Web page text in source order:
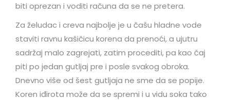
biti oprezan i voditi računa da se ne pretera.
Za želudac i creva najbolje je u čašu hladne vode
staviti ravnu kašičicu korena da prenoći, a ujutru
sadržaj malo zagrejati, zatim procediti, pa kao čaj
piti po jedan gutljaj pre i posle svakog obroka.
Dnevno više od šest gutljaja ne sme da se popije.
Koren iđirota može da se spremi i u vidu soka tako